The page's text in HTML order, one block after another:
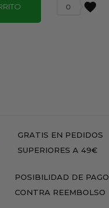
favorite
0
GRATIS EN PEDIDOS
SUPERIORES A 49€
POSIBILIDAD DE PAGO
CONTRA REEMBOLSO